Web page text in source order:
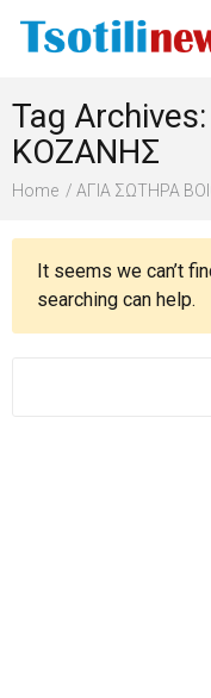
Tag
ΚΟΖΑΝΗΣ
Home ΑΓΙΑ ΣΩΤΗΡΑ
It seems we can’t
searching can help.